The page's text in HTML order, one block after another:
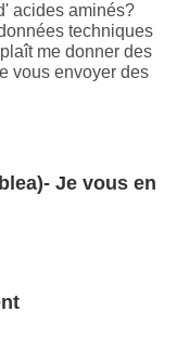
acides aminés?
techniques
me donner des
vous envoyer des
a)- Je vous en